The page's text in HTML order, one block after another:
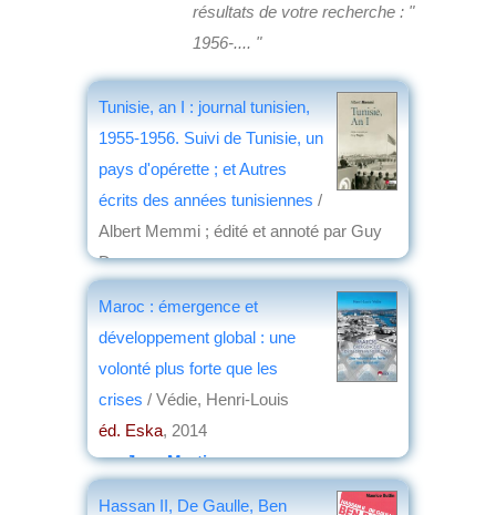
résultats de votre recherche : "
1956-.... "
Tunisie, an I : journal tunisien,
1955-1956. Suivi de Tunisie, un
pays d'opérette ; et Autres
écrits des années tunisiennes /
Albert Memmi ; édité et annoté par Guy
Dugas
Maroc : émergence et
développement global : une
volonté plus forte que les
crises / Védie, Henri-Louis
éd. Eska, 2014
parJean Martin
Hassan II, De Gaulle, Ben